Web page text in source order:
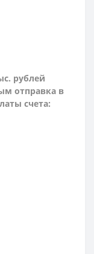
рублей
отправка в
счета: